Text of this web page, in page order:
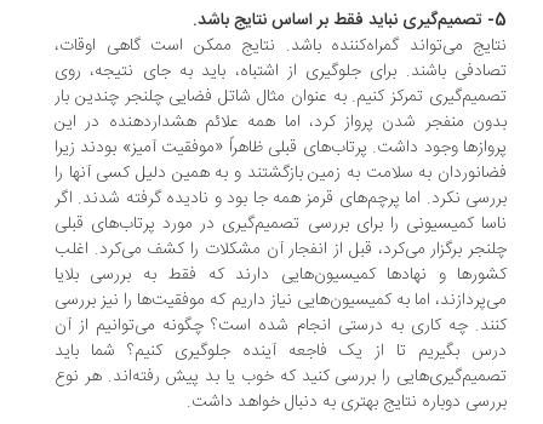
می‌تواند گمراه‌کننده باشد. نتایج ممکن است گاهی اوقات،
باشند. برای جلوگیری از اشتباه، باید به جای نتیجه، روی
تمرکز کنیم. به عنوان مثال شاتل فضایی چلنجر چندین بار
منفجر شدن پرواز کرد، اما همه علائم هشداردهنده در این
وجود داشت. پرتاب‌های قبلی ظاهراً «موفقیت آمیز» بودند زیرا
به سلامت به زمین بازگشتند و به همین دلیل کسی آنها را
نکرد. اما پرچم‌های قرمز همه جا بود و نادیده گرفته شدند. اگر
کمیسیونی را برای بررسی تصمیم‌گیری در مورد پرتاب‌های قبلی
برگزار می‌کرد، قبل از انفجار آن مشکلات را کشف می‌کرد. اغلب
و نهادها کمیسیون‌هایی دارند که فقط به بررسی بلایا
اما به کمیسیون‌هایی نیاز داریم که موفقیت‌ها را نیز بررسی
چه کاری به درستی انجام شده است؟ چگونه می‌توانیم از آن
بگیریم تا از یک فاجعه آینده جلوگیری کنیم؟ شما باید
را بررسی کنید که خوب یا بد پیش رفته‌اند. هر نوع
دوباره نتایج بهتری به دنبال خواهد داشت.